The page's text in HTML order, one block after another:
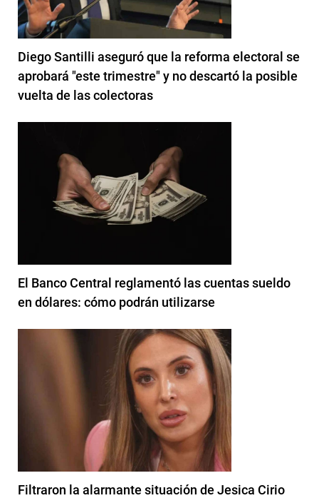
Diego Santilli aseguró que la reforma electoral se
aprobará "este trimestre" y no descartó la posible
vuelta de las colectoras
El Banco Central reglamentó las cuentas sueldo
en dólares: cómo podrán utilizarse
Filtraron la alarmante situación de Jesica Cirio